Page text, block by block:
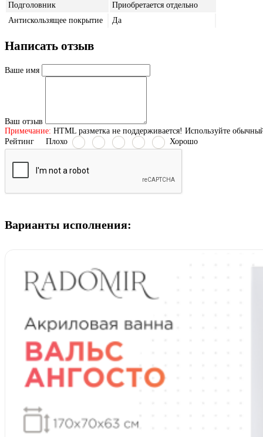
Подголовник
Приобретается отдельно
Антискользящее покрытие
Да
Написать отзыв
Ваше имя
Ваш отзыв
Примечание: HTML разметка не поддерживается! Используйте
Рейтинг Плохо Хорошо
Варианты исполнения: